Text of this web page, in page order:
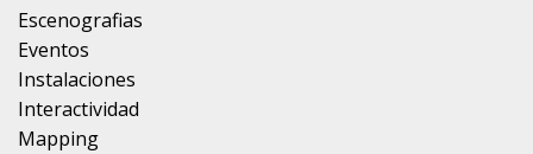
Escenografias
Eventos
Instalaciones
Interactividad
Mapping